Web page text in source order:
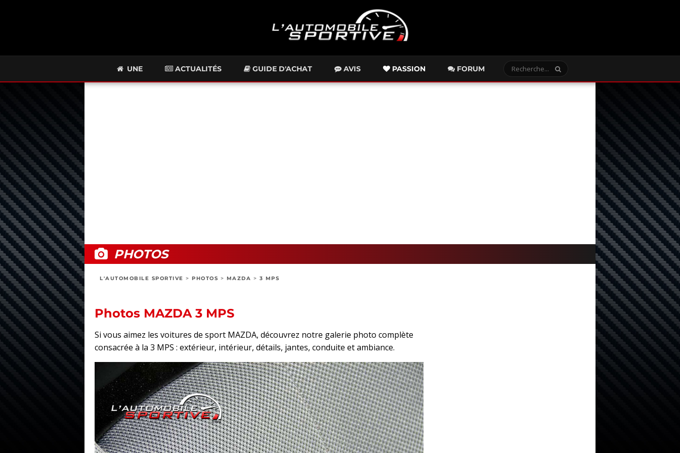
UNE ACTUALITÉS GUIDE D'ACHAT AVIS PASSION FORUM
PHOTOS
L'AUTOMOBILE SPORTIVE > PHOTOS > MAZDA > 3 MPS
Photos MAZDA 3 MPS
Si vous aimez les voitures de sport MAZDA, découvrez notre galerie photo complète
consacrée à la 3 MPS : extérieur, intérieur, détails, jantes, conduite et ambiance.